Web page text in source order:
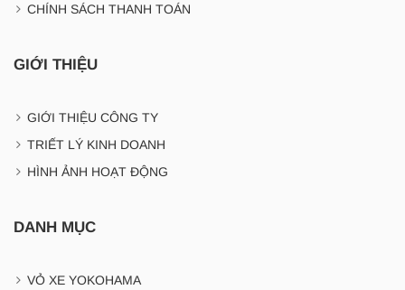
CHÍNH SÁCH THANH TOÁN
GIỚI THIỆU
GIỚI THIỆU CÔNG TY
TRIẾT LÝ KINH DOANH
HÌNH ẢNH HOẠT ĐỘNG
DANH MỤC
VỎ XE YOKOHAMA